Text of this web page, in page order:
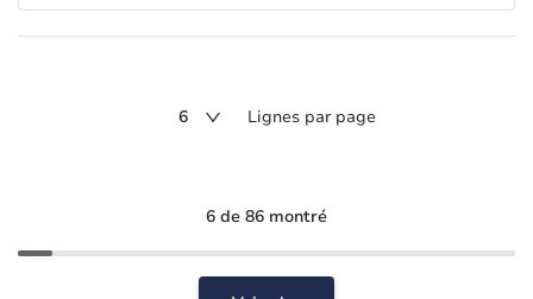
6 Lignes par page
6 de 86 montré